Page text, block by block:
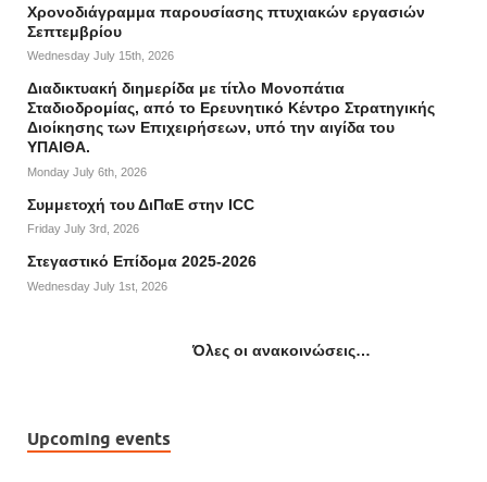
Χρονοδιάγραμμα παρουσίασης πτυχιακών εργασιών
Σεπτεμβρίου
Wednesday July 15th, 2026
Διαδικτυακή διημερίδα με τίτλο Μονοπάτια
Σταδιοδρομίας, από το Ερευνητικό Κέντρο Στρατηγικής
Διοίκησης των Επιχειρήσεων, υπό την αιγίδα του
ΥΠΑΙΘΑ.
Monday July 6th, 2026
Συμμετοχή του ΔιΠαΕ στην ICC
Friday July 3rd, 2026
Στεγαστικό Επίδομα 2025-2026
Wednesday July 1st, 2026
Όλες οι ανακοινώσεις…
Upcoming events